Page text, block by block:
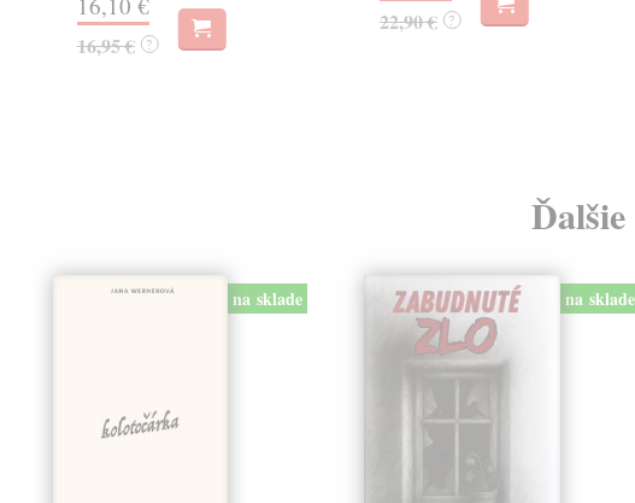
16,95 € ?
22,90 € ?
na sklade na sklade